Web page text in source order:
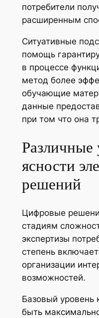
потребители
расширенным
Ситуативные
помощь
в процессе
метод более
обучающие
данные
при том что она
Различные
ясности
решений
Цифровые
стадиям
экспертизы
степень
организации
возможностей.
Базовый
быть